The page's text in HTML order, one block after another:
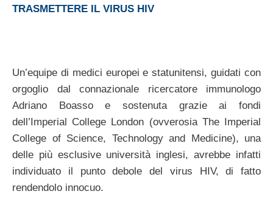
TRASMETTERE IL VIRUS HIV
Un’equipe di medici europei e statunitensi, guidati con
orgoglio dal connazionale ricercatore immunologo
Adriano Boasso e sostenuta grazie ai fondi
dell’Imperial College London (ovverosia The Imperial
College of Science, Technology and Medicine), una
delle più esclusive università inglesi, avrebbe infatti
individuato il punto debole del virus HIV, di fatto
rendendolo innocuo.